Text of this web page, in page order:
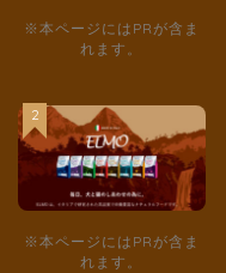
※本ページにはPRが含ま
れます。
※本ページにはPRが含ま
れます。
2